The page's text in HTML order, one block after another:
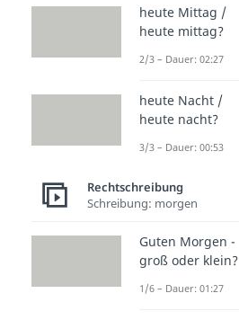
heute Mittag /
heute mittag?
2/3 – Dauer: 02:27
heute Nacht /
heute nacht?
3/3 – Dauer: 00:53
Rechtschreibung
Schreibung: morgen
Guten Morgen -
groß oder klein?
1/6 – Dauer: 01:27